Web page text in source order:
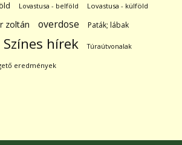
Lovastusa - belföld Lovastusa - külföld
zoltán overdose Paták; lábak
Színes hírek Túraútvonalak
eredmények